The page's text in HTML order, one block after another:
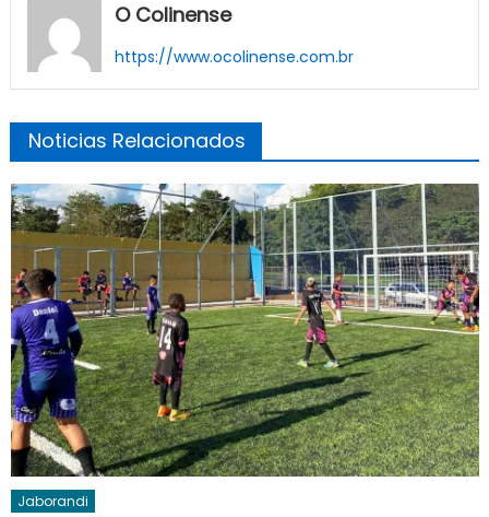
O Colinense
https://www.ocolinense.com.br
Noticias Relacionados
Jaborandi